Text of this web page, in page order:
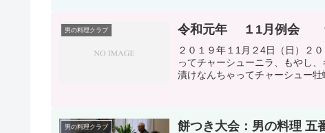
男の料理クラブ 令和元年 １1月例会
２０１９年１1月２4日（日）２
ってチャーシューニラ、もやし
漬けなんちゃってチャーシュー
男の料理クラブ 餅つき大会：男の料理 五